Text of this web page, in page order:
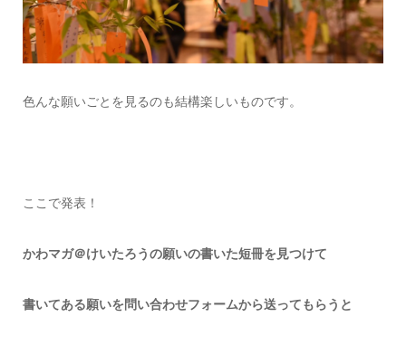
色んな願いごとを見るのも結構楽しいものです。
ここで発表！
かわマガ＠けいたろうの願いの書いた短冊を見つけて
書いてある願いを問い合わせフォームから送ってもらうと